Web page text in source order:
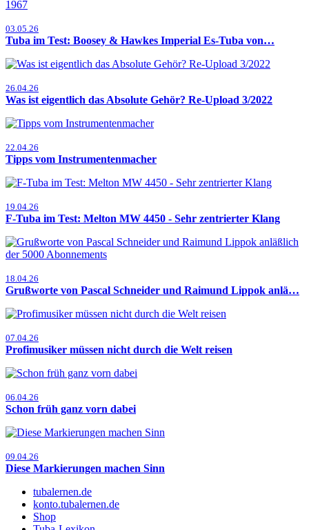
03.05.26
Tuba im Test: Boosey & Hawkes Imperial Es-Tuba von…
26.04.26
Was ist eigentlich das Absolute Gehör? Re-Upload 3/2022
22.04.26
Tipps vom Instrumentenmacher
19.04.26
F-Tuba im Test: Melton MW 4450 - Sehr zentrierter Klang
18.04.26
Grußworte von Pascal Schneider und Raimund Lippok anlä…
07.04.26
Profimusiker müssen nicht durch die Welt reisen
06.04.26
Schon früh ganz vorn dabei
09.04.26
Diese Markierungen machen Sinn
tubalernen.de
konto.tubalernen.de
Shop